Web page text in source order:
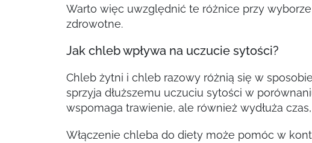
Warto więc uwzględnić te różnice przy
zdrowotne.
Jak chleb wpływa na uczucie sytości?
Chleb żytni i chleb razowy różnią się w
sprzyja dłuższemu uczuciu sytości w
wspomaga trawienie, ale również wydłuża
Włączenie chleba do diety może pomóc w